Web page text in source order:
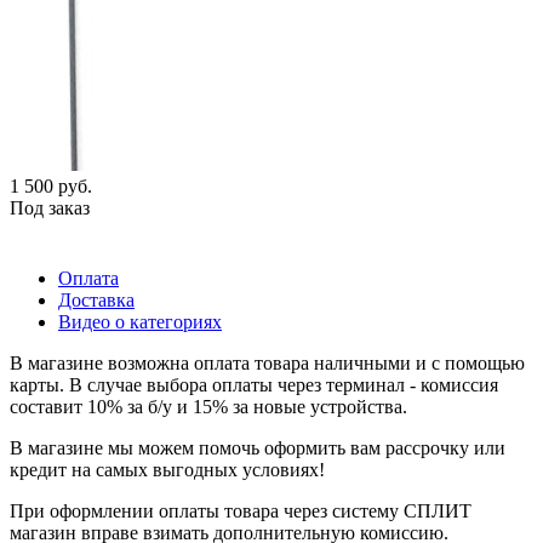
1 500 руб.
Под заказ
Оплата
Доставка
Видео о категориях
В магазине возможна оплата товара наличными и с помощью
карты. В случае выбора оплаты через терминал - комиссия
составит 10% за б/у и 15% за новые устройства.
В магазине мы можем помочь оформить вам рассрочку или
кредит на самых выгодных условиях!
При оформлении оплаты товара через систему СПЛИТ
магазин вправе взимать дополнительную комиссию.